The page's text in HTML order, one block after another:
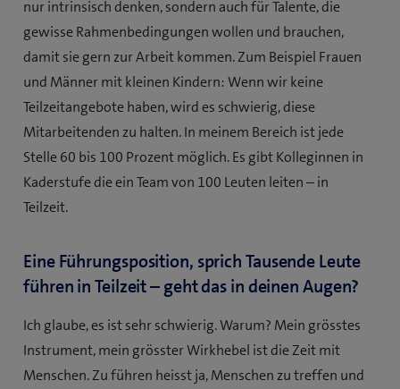
nur intrinsisch denken, sondern auch für Talente, die
gewisse Rahmenbedingungen wollen und brauchen,
damit sie gern zur Arbeit kommen. Zum Beispiel Frauen
und Männer mit kleinen Kindern: Wenn wir keine
Teilzeitangebote haben, wird es schwierig, diese
Mitarbeitenden zu halten. In meinem Bereich ist jede
Stelle 60 bis 100 Prozent möglich. Es gibt Kolleginnen in
Kaderstufe die ein Team von 100 Leuten leiten – in
Teilzeit.
Eine Führungsposition, sprich Tausende Leute
führen in Teilzeit – geht das in deinen Augen?
Ich glaube, es ist sehr schwierig. Warum? Mein grösstes
Instrument, mein grösster Wirkhebel ist die Zeit mit
Menschen. Zu führen heisst ja, Menschen zu treffen und